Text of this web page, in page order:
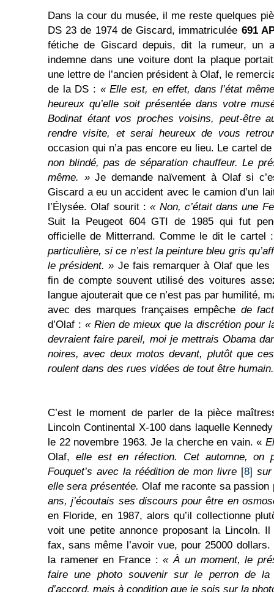
Dans la cour du musée, il me reste quelques
DS 23 de 1974 de Giscard, immatriculée 691
fétiche de Giscard depuis, dit la rumeur, un
indemne dans une voiture dont la plaque
une lettre de l’ancien président à Olaf, le
de la DS : « Elle est, en effet, dans l’état
heureux qu’elle soit présentée dans votre
Bodinat étant vos proches voisins, peut-être
rendre visite, et serai heureux de vous
occasion qui n’a pas encore eu lieu. Le cartel
non blindé, pas de séparation chauffeur. Le
même. »Je demande naïvement à Olaf si
Giscard a eu un accident avec le camion d’un
l’Élysée. Olaf sourit :« Non, c’était dans une
Suit la Peugeot 604 GTI de 1985 qui fut
officielle de Mitterrand. Comme le dit le cartel
particulière, si ce n’est la peinture bleu gris
le président. » Je fais remarquer à Olaf que
fin de compte souvent utilisé des voitures
langue ajouterait que ce n’est pas par humilité,
avec des marques françaises empêche de
d’Olaf : « Rien de mieux que la discrétion pour
devraient faire pareil, moi je mettrais Obama
noires, avec deux motos devant, plutôt que
roulent dans des rues vidées de tout être
C’est le moment de parler de la pièce
Lincoln Continental X-100 dans laquelle
le 22 novembre 1963. Je la cherche en vain. «
Olaf, elle est en réfection. Cet automne, on
Fouquet’s avec la réédition de mon livre [8]
elle sera présentée.Olaf me raconte sa
ans, j’écoutais ses discours pour être en
en Floride, en 1987, alors qu’il collectionne
voit une petite annonce proposant la Lincoln. Il
fax, sans même l’avoir vue, pour 25000
la ramener en France :« À un moment, le
faire une photo souvenir sur le perron de la
d’accord, mais à condition que je sois sur la